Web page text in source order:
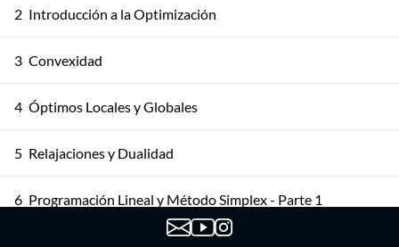
2 Introducción a la Optimización
3 Convexidad
4 Óptimos Locales y Globales
5 Relajaciones y Dualidad
6 Programación Lineal y Método Simplex - Parte 1